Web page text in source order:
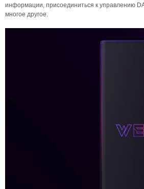
информации, присоединиться к управлению
многое другое.